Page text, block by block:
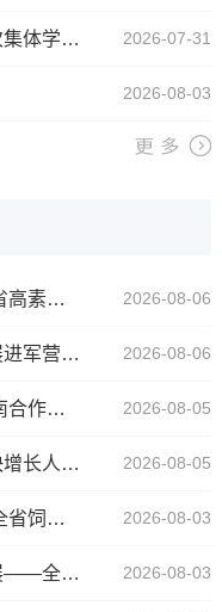
习近平在中共中央政治局第二十七次集体学习时强调强化政治引领 深化创新发展 高质量推进国防和军队现代化 2026-07-31
2026-08-03
免费学习，名额有限！2026年云南省高素质农民培育培训正在报名中→ 2026-08-06
团省委组织挂钩联系点留守儿童开展进军营国防教育实践活动 2026-08-06
深化南南合作 共鉴减贫智慧——南南合作减贫与农村发展政策实践来华研修班在昆举办 2026-08-05
上半年我省脱贫县农村居民收入较快增长人均可支配收入7691元，同比增长6.6％ 2026-08-05
云南省饲草饲料工作站开展2026年全省饲草料生产劳动竞赛实地评审工作 2026-08-03
以机械化智能化赋能云茶高质量发展——全省茶叶耕种管收农业机械研发推广应用现场演示活动在临沧耿马举办 2026-08-03